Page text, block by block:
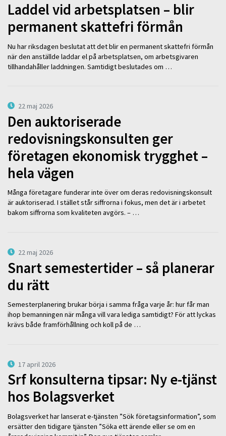
Laddel vid arbetsplatsen – blir
permanent skattefri förmån
Nu har riksdagen beslutat att det blir en permanent skattefri förmån
när den anställde laddar el på arbetsplatsen, om arbetsgivaren
tillhandahåller laddningen. Samtidigt beslutades om …
22 maj 2026
Den auktoriserade
redovisningskonsulten ger
företagen ekonomisk trygghet –
hela vägen
Många företagare funderar inte över om deras redovisningskonsult
är auktoriserad. I stället står siffrorna i fokus, men det är i arbetet
bakom siffrorna som kvaliteten avgörs. – …
22 maj 2026
Snart semestertider – så planerar
du rätt
Semesterplanering brukar börja i samma fråga varje år: hur får man
ihop bemanningen när många vill vara lediga samtidigt? För att lyckas
krävs både framförhållning och koll på de …
17 april 2026
Srf konsulterna tipsar: Ny e-tjänst
hos Bolagsverket
Bolagsverket har lanserat e-tjänsten ”Sök företagsinformation”, som
ersätter den tidigare tjänsten ”Söka ett ärende eller se om en